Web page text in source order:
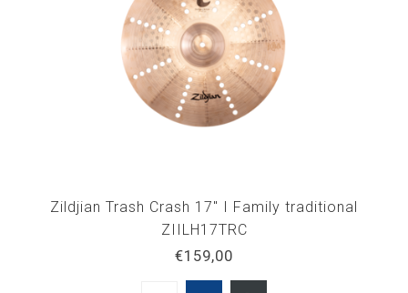
Zildjian Trash Crash 17" I Family traditional
ZIILH17TRC
€159,00